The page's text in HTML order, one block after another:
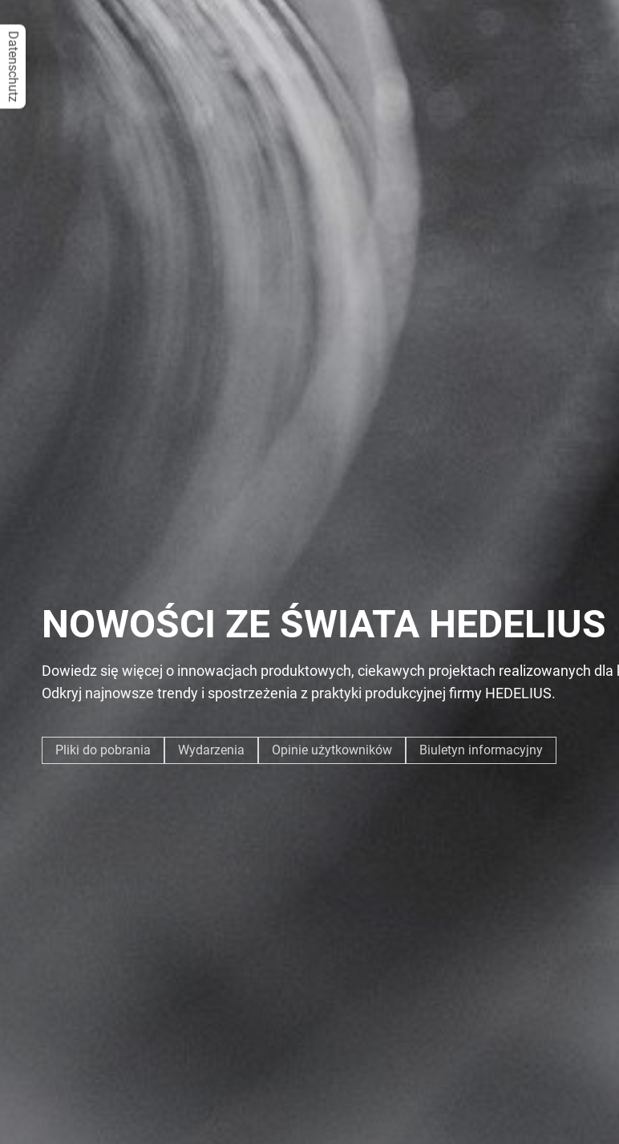
NOWOŚCI ZE ŚWIATA HEDELIUS
Dowiedz się więcej o innowacjach produktowych, ciekawych projektach realizowanych
Odkryj najnowsze trendy i spostrzeżenia z praktyki produkcyjnej firmy HEDELIUS.
Pliki do pobrania Wydarzenia Opinie użytkowników Biuletyn informacyjny
Datenschutz